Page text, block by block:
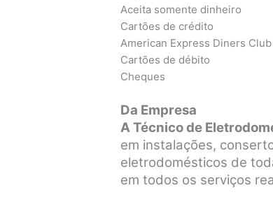
Aceita somente dinheiro
Cartões de crédito
American Express Diners
Cartões de débito
Cheques
Da Empresa
A Técnico de
em instalações,
eletrodomésticos de
em todos os serviços